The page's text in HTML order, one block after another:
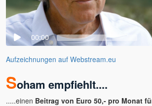
Astamaya
Avinash u. Gyandeva
Bernie Prior
Bettina Hallifax
Bewusstseinsschule
geistreich
Braum, Slyvia & Franz,
Geistheilung nach Horst
Aufzeichnungen auf Webstream.eu
Soham empfiehlt....
.....einen Beitrag von Euro 50,- pro Monat